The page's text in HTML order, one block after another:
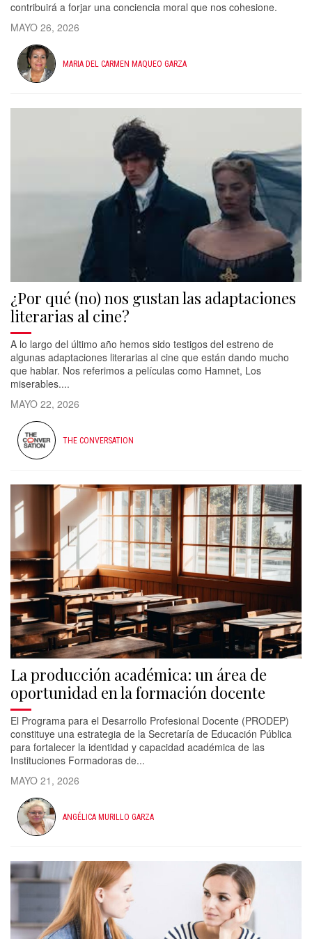
contribuirá a forjar una conciencia moral que nos cohesione.
MAYO 26, 2026
MARIA DEL CARMEN MAQUEO GARZA
¿Por qué (no) nos gustan las adaptaciones
literarias al cine?
A lo largo del último año hemos sido testigos del estreno de
algunas adaptaciones literarias al cine que están dando mucho
que hablar. Nos referimos a películas como Hamnet, Los
miserables....
MAYO 22, 2026
THE CONVERSATION
La producción académica: un área de
oportunidad en la formación docente
El Programa para el Desarrollo Profesional Docente (PRODEP)
constituye una estrategia de la Secretaría de Educación Pública
para fortalecer la identidad y capacidad académica de las
Instituciones Formadoras de...
MAYO 21, 2026
ANGÉLICA MURILLO GARZA